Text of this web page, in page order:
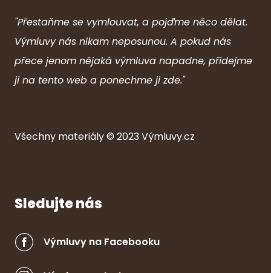
"Přestaňme se vymlouvat, a pojďme něco dělat.
Výmluvy nás nikam neposunou. A pokud nás
přece jenom nějaká výmluva napadne, přidejme
ji na tento web a ponechme ji zde."
Všechny materiály © 2023Výmluvy.cz
Sledujte nás
Výmluvy na Facebooku